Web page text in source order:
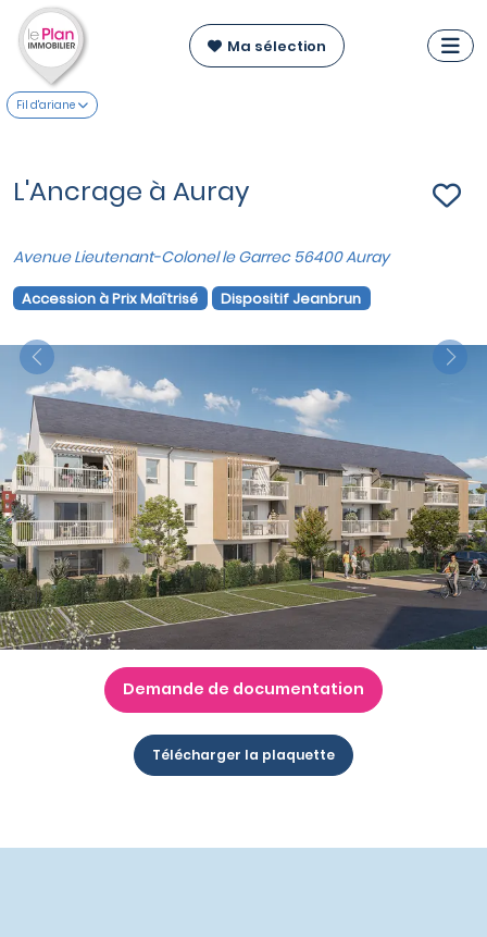
Ma sélection
Fil d'ariane
L'Ancrage à Auray
Avenue Lieutenant-Colonel le Garrec 56400 Auray
Accession à Prix Maîtrisé Dispositif Jeanbrun
Previous
Next
VOIR SUR LA CARTE
Appartements du T2 au T4
à partir de180 229 €
Nos autres appartements neufsà Auray
Livraison :4ème trimestre 2027
Etat d'avancement :Travaux en cours
Éligible :Prêt à taux 0% - PTZ+,Accession à Prix Maîtrisé,
Réglementation Environnementale 2020
Dispositif
Jeanbrun
Demande de documentation
Télécharger la plaquette